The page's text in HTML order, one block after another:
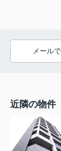
メール
近隣の物件